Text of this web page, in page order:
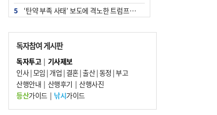
5
‘탄약 부족 사태’ 보도에 격노한 트럼프…
과…“현재는 부적절 행위 없어”
7
부산 앞바다에 기름 425ℓ 유출한 러시아 화
물선 적발
8
서울 중랑구서 흉기 난동…60대 남성 2명
사망
독자참여 게시판
독자투고| 기사제보
인사|모임 | 개업 | 결혼|출산|동정 |부고
산행안내 | 산행후기 | 산행사진
등산가이드| 낚시가이드